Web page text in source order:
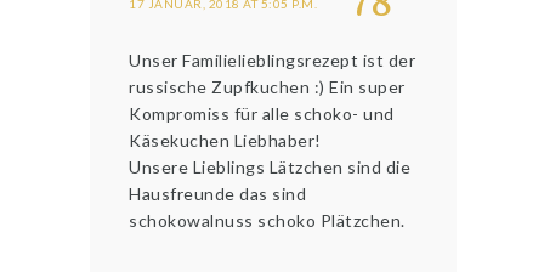
17 JANUAR, 2018 AT 5:05 P.M.
Unser Familielieblingsrezept ist der
russische Zupfkuchen :) Ein super
Kompromiss für alle schoko- und
Käsekuchen Liebhaber!
Unsere Lieblings Lätzchen sind die
Hausfreunde das sind
schokowalnuss schoko Plätzchen.